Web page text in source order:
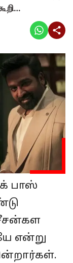
பாஸ்
என்று